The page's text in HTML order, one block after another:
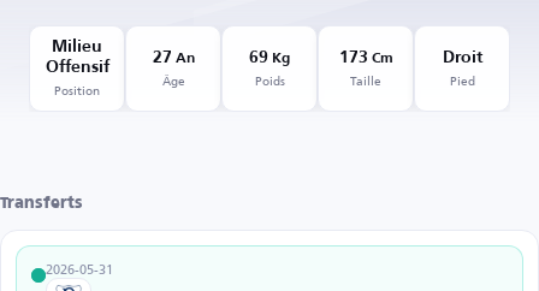
Milieu
Offensif
Position
27 An
Âge
69 Kg
Poids
173 Cm
Taille
Droit
Pied
Transferts
2026-05-31